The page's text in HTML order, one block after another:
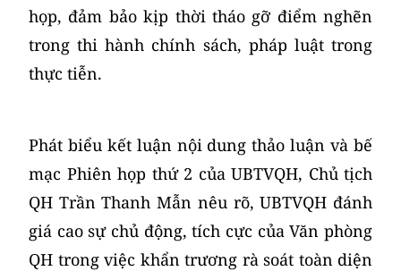
họp, đảm bảo kịp thời tháo gỡ điểm nghẽn
trong thi hành chính sách, pháp luật trong
thực tiễn.
Phát biểu kết luận nội dung thảo luận và bế
mạc Phiên họp thứ 2 của UBTVQH, Chủ tịch
QH Trần Thanh Mẫn nêu rõ, UBTVQH đánh
giá cao sự chủ động, tích cực của Văn phòng
QH trong việc khẩn trương rà soát toàn diện